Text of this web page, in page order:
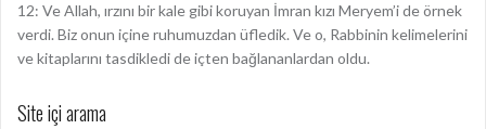
12: Ve Allah, ırzını bir kale gibi koruyan İmran kızı Meryem’i de örnek
verdi. Biz onun içine ruhumuzdan üfledik. Ve o, Rabbinin kelimelerini
ve kitaplarını tasdikledi de içten bağlananlardan oldu.
Site içi arama